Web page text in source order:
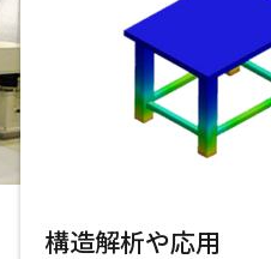
構造解析や応用